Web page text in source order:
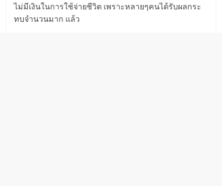
ไม่มีเงินในการใช้จ่ายชีวิต เพราะหลายๆคนได้รับผลกระ
ทบจำนวนมาก แล้ว